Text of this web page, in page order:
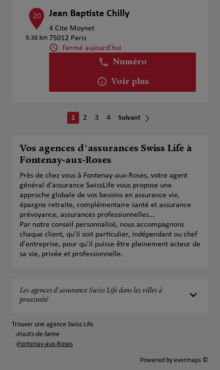
20
9.36 km
Jean Baptiste Chilly
4 Cite Moynet
75012 Paris
Fermé aujourd'hui
Numéro
Voir plus
1 2 3 4 Suivant
Vos agences d'assurances Swiss Life à
Fontenay-aux-Roses
Près de chez vous à Fontenay-aux-Roses, votre agent
général d'assurance SwissLife vous propose une
approche globale de vos besoins en assurance vie,
épargne retraite, complémentaire santé et assurance
prévoyance, assurances professionnelles...
Par notre conseil personnalisé, nous accompagnons
chaque client, qu'il soit particulier, indépendant ou chef
d'entreprise, pour qu'il puisse être pleinement acteur de
sa vie, privée et professionnelle.
Les agences d'assurance Swiss Life dans les villes à
proximité
Trouver une agence Swiss Life
Hauts-de-Seine
Fontenay-aux-Roses
Powered by evermaps ©